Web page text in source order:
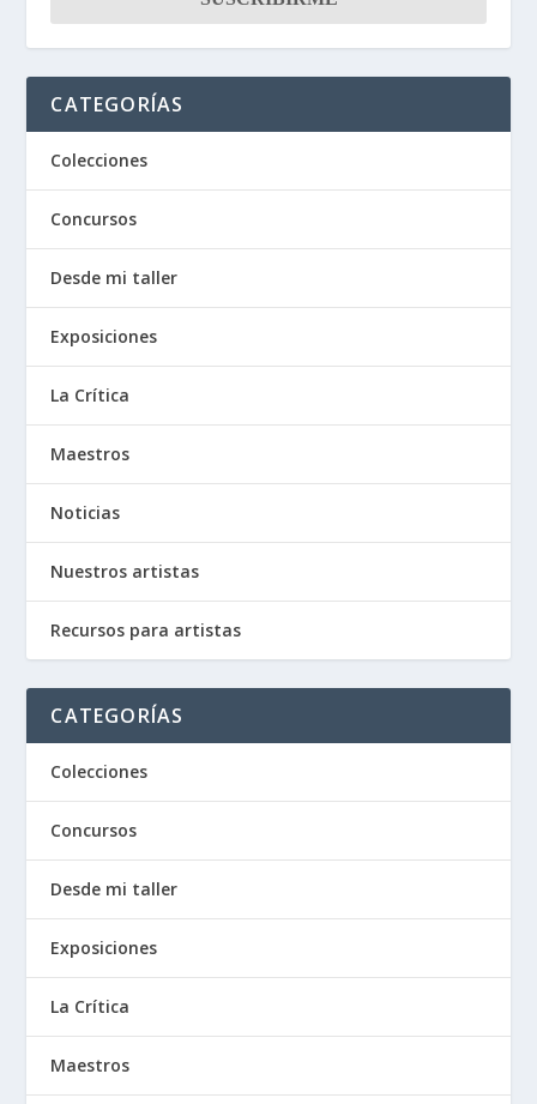
CATEGORÍAS
Colecciones
Concursos
Desde mi taller
Exposiciones
La Crítica
Maestros
Noticias
Nuestros artistas
Recursos para artistas
CATEGORÍAS
Colecciones
Concursos
Desde mi taller
Exposiciones
La Crítica
Maestros